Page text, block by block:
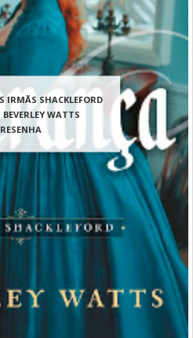
IRMÃS SHACKLEFORD
WATTS